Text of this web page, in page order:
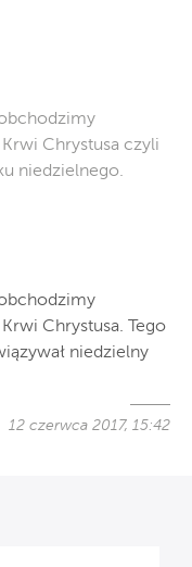
Chrystusa czyli
niedzielnego.
Chrystusa. Tego
niedzielny
12 czerwca 2017, 15:42